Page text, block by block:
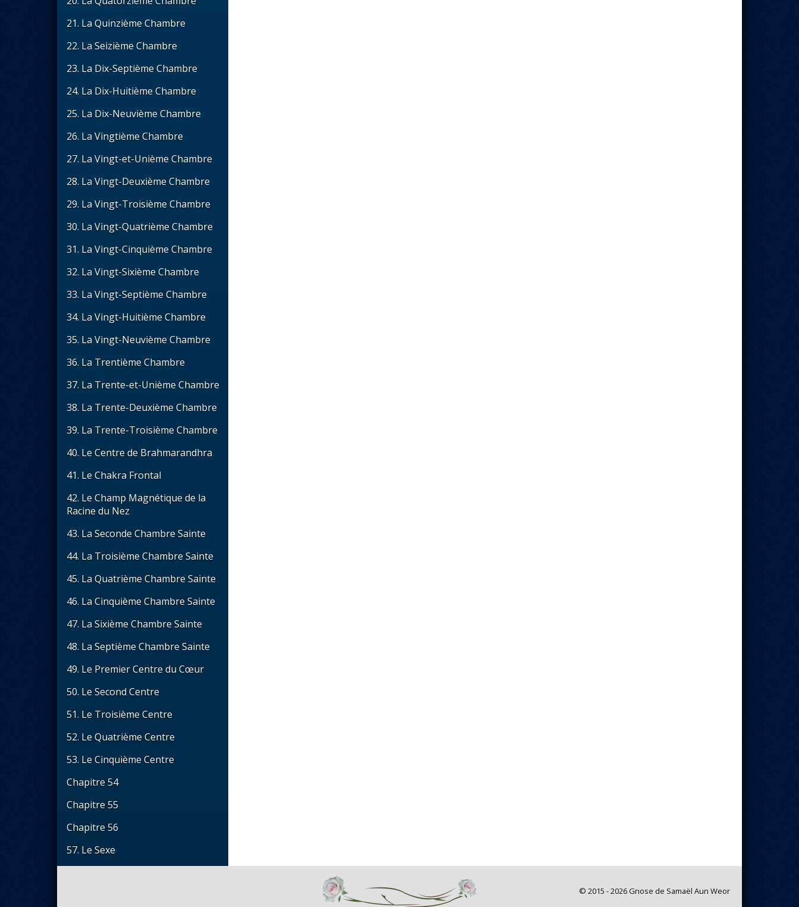
21. La Quinzième Chambre
22. La Seizième Chambre
23. La Dix-Septième Chambre
24. La Dix-Huitième Chambre
25. La Dix-Neuvième Chambre
26. La Vingtième Chambre
27. La Vingt-et-Unième Chambre
28. La Vingt-Deuxième Chambre
29. La Vingt-Troisième Chambre
30. La Vingt-Quatrième Chambre
31. La Vingt-Cinquième Chambre
32. La Vingt-Sixième Chambre
33. La Vingt-Septième Chambre
34. La Vingt-Huitième Chambre
35. La Vingt-Neuvième Chambre
36. La Trentième Chambre
37. La Trente-et-Unième Chambre
38. La Trente-Deuxième Chambre
39. La Trente-Troisième Chambre
40. Le Centre de Brahmarandhra
41. Le Chakra Frontal
42. Le Champ Magnétique de la
Racine du Nez
43. La Seconde Chambre Sainte
44. La Troisième Chambre Sainte
45. La Quatrième Chambre Sainte
46. La Cinquième Chambre Sainte
47. La Sixième Chambre Sainte
48. La Septième Chambre Sainte
49. Le Premier Centre du Cœur
50. Le Second Centre
51. Le Troisième Centre
52. Le Quatrième Centre
53. Le Cinquième Centre
Chapitre 54
Chapitre 55
Chapitre 56
57. Le Sexe
© 2015 - 2026 Gnose de Samaël Aun Weor